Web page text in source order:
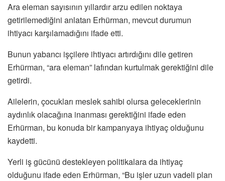
Ara eleman sayısının yıllardır arzu edilen noktaya
getirilemediğini anlatan Erhürman, mevcut durumun
ihtiyacı karşılamadığını ifade etti.
Bunun yabancı işçilere ihtiyacı artırdığını dile getiren
Erhürman, “ara eleman” lafından kurtulmak gerektiğini dile
getirdi.
Ailelerin, çocukları meslek sahibi olursa geleceklerinin
aydınlık olacağına inanması gerektiğini ifade eden
Erhürman, bu konuda bir kampanyaya ihtiyaç olduğunu
kaydetti.
Yerli iş gücünü destekleyen politikalara da ihtiyaç
olduğunu ifade eden Erhürman, “Bu işler uzun vadeli plan